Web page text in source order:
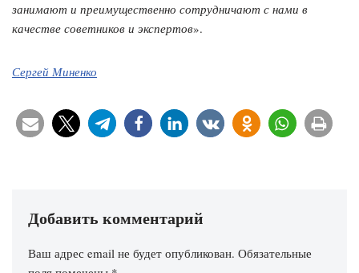
занимают и преимущественно сотрудничают с нами в
качестве советников и экспертов».
Сергей Миненко
Добавить комментарий
Ваш адрес email не будет опубликован. Обязательные